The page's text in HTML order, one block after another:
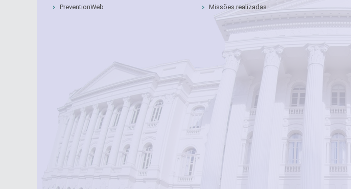
PreventionWeb
Missões realizadas